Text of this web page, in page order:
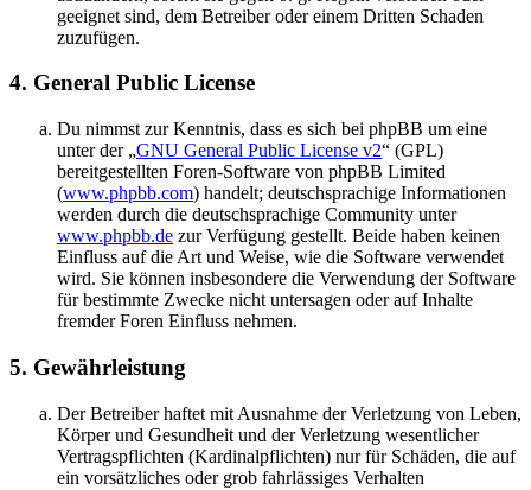
geeignet sind, dem Betreiber oder einem Dritten Schaden
zuzufügen.
4. General Public License
Du nimmst zur Kenntnis, dass es sich bei phpBB um eine
unter der „GNU General Public License v2“ (GPL)
bereitgestellten Foren-Software von phpBB Limited
(www.phpbb.com) handelt; deutschsprachige Informationen
werden durch die deutschsprachige Community unter
www.phpbb.de zur Verfügung gestellt. Beide haben keinen
Einfluss auf die Art und Weise, wie die Software verwendet
wird. Sie können insbesondere die Verwendung der Software
für bestimmte Zwecke nicht untersagen oder auf Inhalte
fremder Foren Einfluss nehmen.
5. Gewährleistung
Der Betreiber haftet mit Ausnahme der Verletzung von Leben,
Körper und Gesundheit und der Verletzung wesentlicher
Vertragspflichten (Kardinalpflichten) nur für Schäden, die auf
ein vorsätzliches oder grob fahrlässiges Verhalten